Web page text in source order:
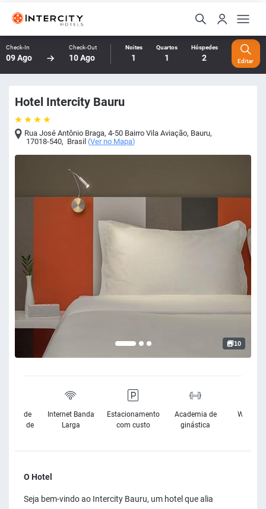
Check-In
09 Ago
Check-Out
10 Ago
Noites
1
Quartos
1
Hóspedes
2 Editar
Hotel Intercity Bauru
Rua José Antônio Braga, 4-50 Bairro Vila Aviação, Bauru,
17018-540, Brasil (Ver no Mapa)
10
de
Internet Banda
Larga
Estacionamento
com custo
Academia de
ginástica
Wifi
O Hotel
Seja bem-vindo ao Intercity Bauru, um hotel que alia